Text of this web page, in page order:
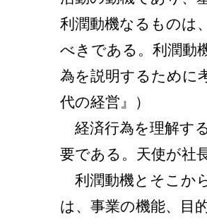
利潤動機なるものは
べきである。利潤動
為を説明するために
代の経営』）
経済行為を理解す
要である。天使が社
利潤動機とそこか
は、事業の機能、目